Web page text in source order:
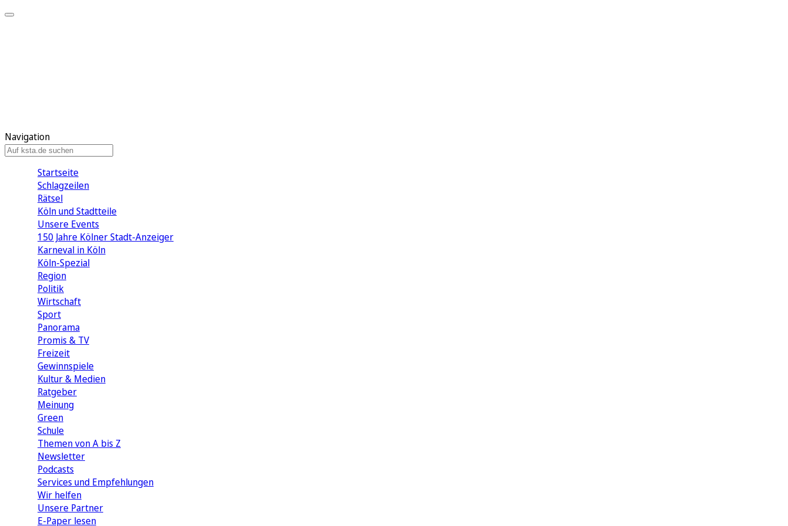
Navigation
Startseite
Schlagzeilen
Rätsel
Köln und Stadtteile
Unsere Events
150 Jahre Kölner Stadt-Anzeiger
Karneval in Köln
Köln-Spezial
Region
Politik
Wirtschaft
Sport
Panorama
Promis & TV
Freizeit
Gewinnspiele
Kultur & Medien
Ratgeber
Meinung
Green
Schule
Themen von A bis Z
Newsletter
Podcasts
Services und Empfehlungen
Wir helfen
Unsere Partner
E-Paper lesen